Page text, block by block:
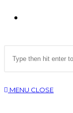
SEARCH
Search
website
MENU CLOSE